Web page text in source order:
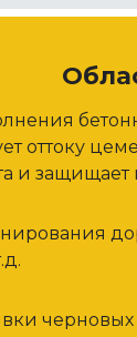
оттоку
и защищает
черновых